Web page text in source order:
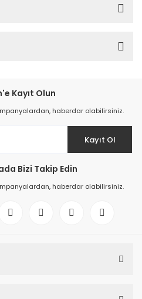
Kayıt Olun
haberdar olabilirsiniz.
Kayıt Ol
Bizi Takip Edin
haberdar olabilirsiniz.